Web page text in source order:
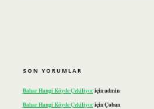
SON YORUMLAR
Bahar Hangi Köyde Çekiliyoriçinadmin
Bahar Hangi Köyde ÇekiliyoriçinÇoban